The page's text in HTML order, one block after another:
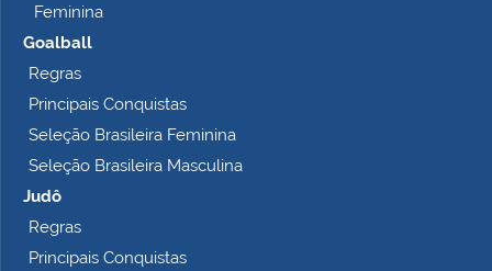
Feminina
Goalball
Regras
Principais Conquistas
Seleção Brasileira Feminina
Seleção Brasileira Masculina
Judô
Regras
Principais Conquistas